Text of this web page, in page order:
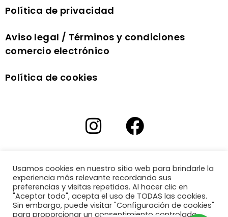
Política de privacidad
Aviso legal / Términos y condiciones
comercio electrónico
Política de cookies
Usamos cookies en nuestro sitio web para brindarle la
experiencia más relevante recordando sus
preferencias y visitas repetidas. Al hacer clic en
"Aceptar todo", acepta el uso de TODAS las cookies.
Sin embargo, puede visitar "Configuración de cookies"
para proporcionar un consentimiento controlado.